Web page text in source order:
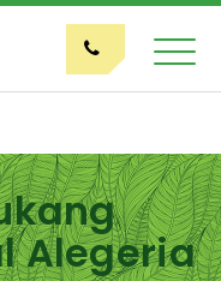
Alegeria